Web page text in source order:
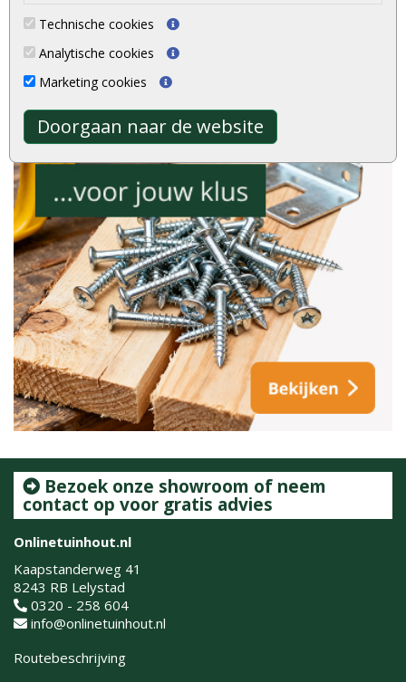
Technische cookies
Analytische cookies
Marketing cookies
Doorgaan naar de website
Bezoek onze showroom of neem
contact op voor gratis advies
Onlinetuinhout.nl
Kaapstanderweg 41
8243 RB Lelystad
0320 - 258 604
info@onlinetuinhout.nl
Routebeschrijving